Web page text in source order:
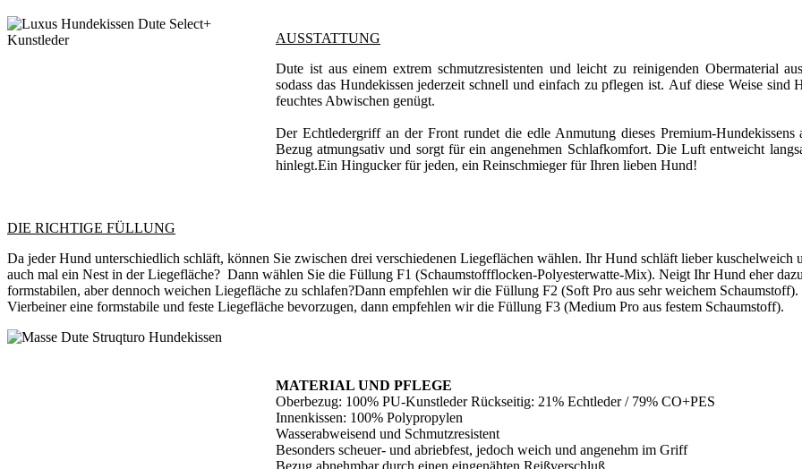
AUSSTATTUNG
Dute ist aus einem extrem schmutzresistenten und leicht zu reinigenden Obermaterial
sodass das Hundekissen jederzeit schnell und einfach zu pflegen ist. Auf diese Weise
feuchtes Abwischen genügt.
Der Echtledergriff an der Front rundet die edle Anmutung dieses Premium-
Bezug atmungsativ und sorgt für ein angenehmen Schlafkomfort. Die Luft entweicht
hinlegt.Ein Hingucker für jeden, ein Reinschmieger für Ihren lieben Hund!
DIE RICHTIGE FÜLLUNG
Da jeder Hund unterschiedlich schläft, können Sie zwischen drei verschiedenen Liegeflächen wählen. Ihr Hund schläft lieber kuschelweich
auch mal ein Nest in der Liegefläche? Dann wählen Sie die Füllung F1 (Schaumstoffflocken-Polyesterwatte-Mix). Neigt Ihr Hund eher
formstabilen, aber dennoch weichen Liegefläche zu schlafen?Dann empfehlen wir die Füllung F2 (Soft Pro aus sehr weichem
Vierbeiner eine formstabile und feste Liegefläche bevorzugen, dann empfehlen wir die Füllung F3 (Medium Pro aus festem Schaumstoff).
MATERIAL UND PFLEGE
Oberbezug: 100% PU-Kunstleder Rückseitig: 21% Echtleder / 79% CO+PES
Innenkissen: 100% Polypropylen
Wasserabweisend und Schmutzresistent
Besonders scheuer- und abriebfest, jedoch weich und angenehm im Griff
Bezug abnehmbar durch einen eingenähten Reißverschluß